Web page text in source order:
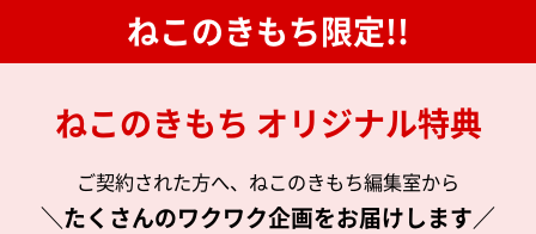
ねこのきもち限定!!
ねこのきもち オリジナル特典
ご契約された方へ、ねこのきもち編集室から
＼たくさんのワクワク企画をお届けします／